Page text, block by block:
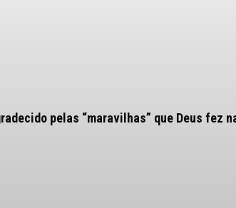
pelas “maravilhas” que Deus fez